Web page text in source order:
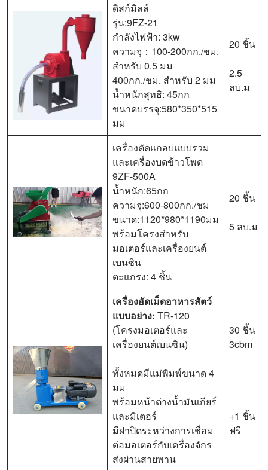
ดิสก์มิลล์
รุ่น:9FZ-21
กำลังไฟฟ้า: 3kw
ความจุ：100-200กก./ชม.
สำหรับ 0.5 มม
400กก./ชม. สำหรับ 2 มม
น้ำหนักสุทธิ: 45กก
ขนาดบรรจุ:580*350*515
มม
20 ชิ้น
2.5
ลบ.ม
เครื่องตัดแกลบแบบรวม
และเครื่องบดข้าวโพด
9ZF-500A
น้ำหนัก:65กก
ความจุ:600-800กก./ชม
ขนาด:1120*980*1190มม
พร้อมโครงสำหรับ
มอเตอร์และเครื่องยนต์
เบนซิน
ตะแกรง: 4 ชิ้น
20 ชิ้น
5 ลบ.ม
เครื่องอัดเม็ดอาหารสัตว์
แบบอย่าง: TR-120
(โครงมอเตอร์และ
เครื่องยนต์เบนซิน)
ทั้งหมดมีแม่พิมพ์ขนาด 4
มม
พร้อมหน้าต่างน้ำมันเกียร์
และมิเตอร์
มีฝาปิดระหว่างการเชื่อม
ต่อมอเตอร์กับเครื่องจักร
ส่งผ่านสายพาน
30 ชิ้น
3cbm
+1 ชิ้น
ฟรี